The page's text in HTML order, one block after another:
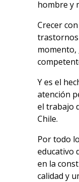
hombre y
Crecer
trastornos
Y es el
atención
el trabajo
Chile.
Por todo
educativo
en la
calidad y